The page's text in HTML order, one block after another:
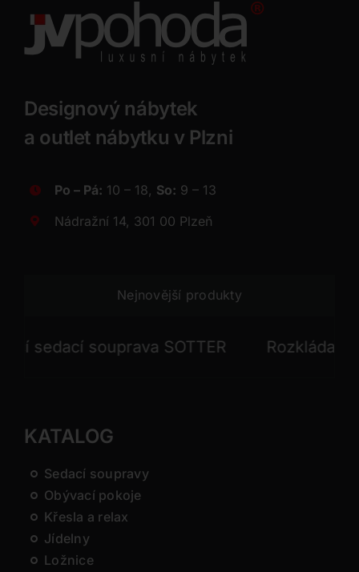
Designový nábytek
a outlet nábytku v Plzni
Po – Pá: 10 – 18, So: 9 – 13
Nádražní 14, 301 00 Plzeň
Nejnovější produkty
souprava SOTTER Rozkládací
KATALOG
Sedací soupravy
Obývací pokoje
Křesla a relax
Jídelny
Ložnice